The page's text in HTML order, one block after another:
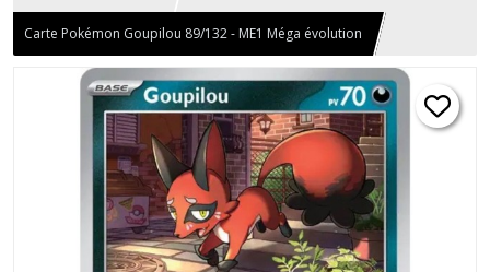
Carte Pokémon Goupilou 89/132 - ME1 Méga évolution